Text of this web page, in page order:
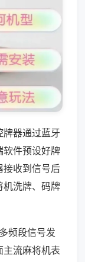
牌器通过蓝牙
软件预设好牌
接收到信号后
机洗牌、码牌
频段信号发
流麻将机表